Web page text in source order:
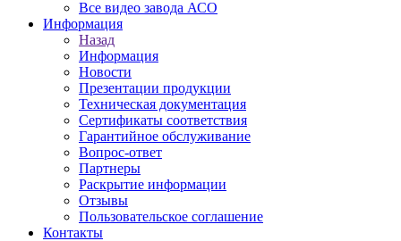
Все видео завода АСО
Информация
Назад
Информация
Новости
Презентации продукции
Техническая документация
Сертификаты соответствия
Гарантийное обслуживание
Вопрос-ответ
Партнеры
Раскрытие информации
Отзывы
Пользовательское соглашение
Контакты